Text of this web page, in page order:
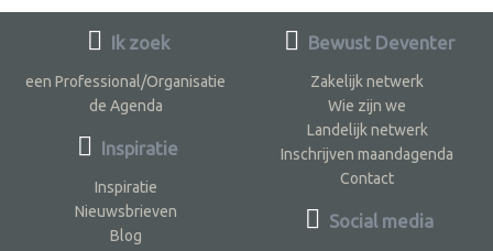
Ik zoek
een Professional/Organisatie
de Agenda
Inspiratie
Inspiratie
Nieuwsbrieven
Blog
Bewust Deventer
Zakelijk netwerk
Wie zijn we
Landelijk netwerk
Inschrijven maandagenda
Contact
Social media